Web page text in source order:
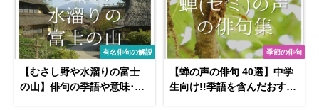
有名俳句の解説
【むさし野や水溜りの富士
の山】俳句の季語や意味･表
季節の俳句
【蝉の声の俳句 40選】中学
生向け!!季語を含んだおすす